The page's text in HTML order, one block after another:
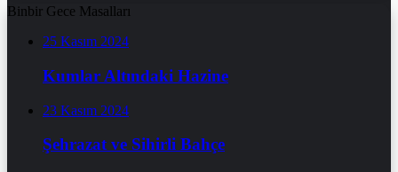
Binbir Gece Masalları
25 Kasım 2024
Kumlar Altındaki Hazine
23 Kasım 2024
Şehrazat ve Sihirli Bahçe